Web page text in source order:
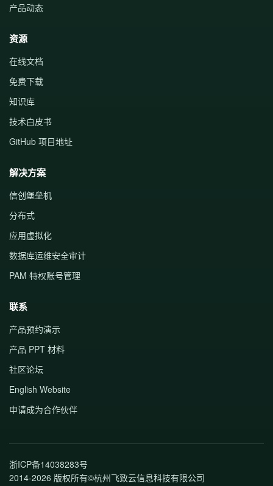
产品动态
资源
在线文档
免费下载
知识库
技术白皮书
GitHub 项目地址
解决方案
信创堡垒机
分布式
应用虚拟化
数据库运维安全审计
PAM 特权账号管理
联系
产品预约演示
产品 PPT 材料
社区论坛
English Website
申请成为合作伙伴
浙ICP备14038283号
2014-2026 版权所有©杭州飞致云信息科技有限公司